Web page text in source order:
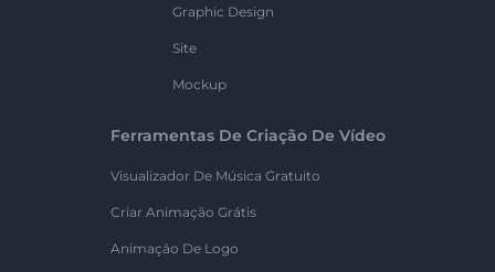
Graphic Design
Site
Mockup
Ferramentas De Criação De Vídeo
Visualizador De Música Gratuito
Criar Animação Grátis
Animação De Logo